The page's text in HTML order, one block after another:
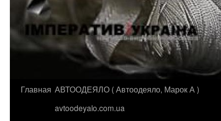
Перейти
Главная АВТООДЕЯЛО ( Автоодеяло, Марок А )
avtoodeyalo.com.ua